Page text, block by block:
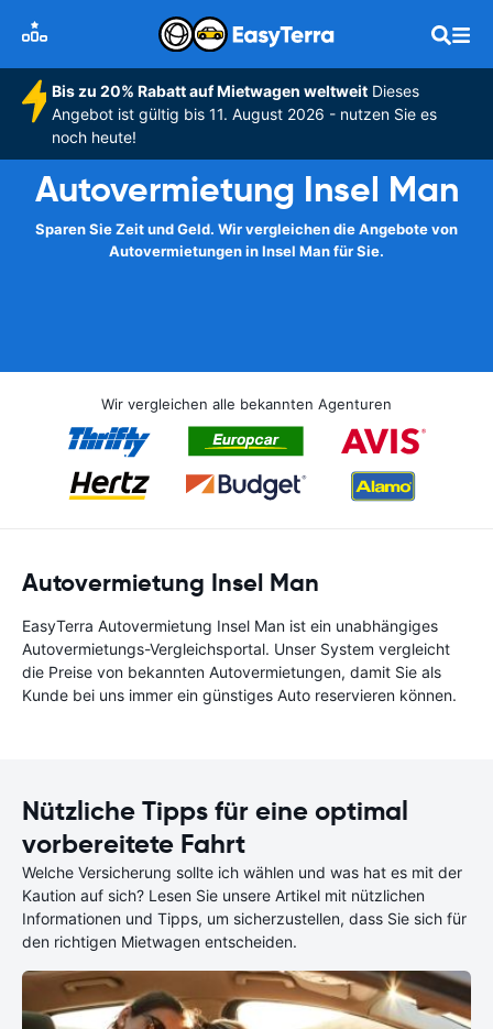
Bis zu 20% Rabatt auf Mietwagen weltweitDieses
Angebot ist gültig bis 11. August 2026 - nutzen Sie es
noch heute!
Autovermietung Insel Man
Sparen Sie Zeit und Geld. Wir vergleichen die Angebote von
Autovermietungen in Insel Man für Sie.
Wir vergleichen alle bekannten Agenturen
Autovermietung Insel Man
EasyTerra Autovermietung Insel Man ist ein unabhängiges
Autovermietungs-Vergleichsportal. Unser System vergleicht
die Preise von bekannten Autovermietungen, damit Sie als
Kunde bei uns immer ein günstiges Auto reservieren können.
Nützliche Tipps für eine optimal
vorbereitete Fahrt
Welche Versicherung sollte ich wählen und was hat es mit der
Kaution auf sich? Lesen Sie unsere Artikel mit nützlichen
Informationen und Tipps, um sicherzustellen, dass Sie sich für
den richtigen Mietwagen entscheiden.